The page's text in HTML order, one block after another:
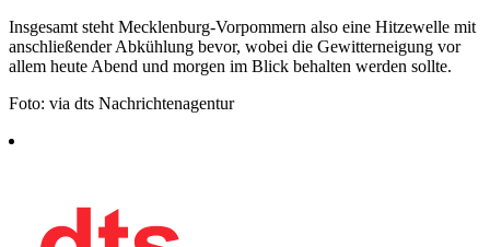
Insgesamt steht Mecklenburg-Vorpommern also eine Hitzewelle mit
anschließender Abkühlung bevor, wobei die Gewitterneigung vor
allem heute Abend und morgen im Blick behalten werden sollte.
Foto: via dts Nachrichtenagentur